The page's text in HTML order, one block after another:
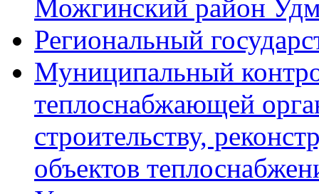
Можгинский район
Региональный
Муниципальный
теплоснабжающей
строительству,
объектов